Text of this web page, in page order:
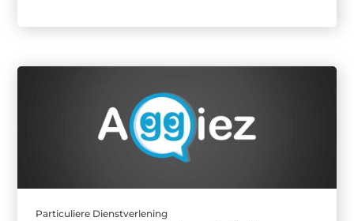
Particuliere Dienstverlening